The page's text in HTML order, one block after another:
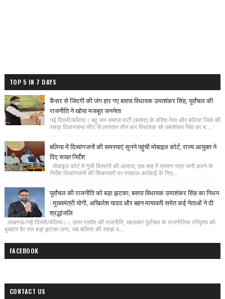
TOP 5 IN 7 DAYS
कैंसर से जिंदगी की जंग हार गए बसपा विधायक उमाशंकर सिंह, पूर्वांचल की
राजनीति ने खोया मजबूत जननेता
नई दिल्ली/बलिया। बहु जन समाज पार्टी (बसपा) के वरिष्ठ नेता और बलिया जिले की
रसड़ा विधानसभा सीट से लगातार तीन बार विधायक रहे उमाशंकर सिंह का ब...
बलिया में दिव्यांगजनों की समस्याएं सुनने पहुंची मोबाइल कोर्ट, राज्य आयुक्त ने
दिए सख्त निर्देश
मोबाइल कोर्ट में गूंजी दिव्यांगों की आवाज, एक माह में प्रमाण पत्र जारी करने के
निर्देश दिव्यांगजनों की शिकायतों पर तत्काल कार्रवाई के निर्...
पूर्वांचल की राजनीति को बड़ा झटका, बसपा विधायक उमाशंकर सिंह का निधन
: मुख्यमंत्री योगी, अखिलेश यादव और बहन मायावती समेत कई नेताओं ने दी
श्रद्धांजलि
लखनऊ/नई दिल्ली/बलिया।। उत्तर प्रदेश की राजनीति, खासकर पूर्वांचल के राजनीतिक परिदृश्य को
बुधवार देर रात बड़ा झटका लगा, जब बलिया की रसड़ा व...
FACEBOOK
CONTACT US